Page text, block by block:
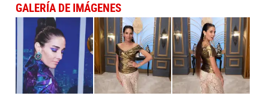
GALERÍA DE IMÁGENES